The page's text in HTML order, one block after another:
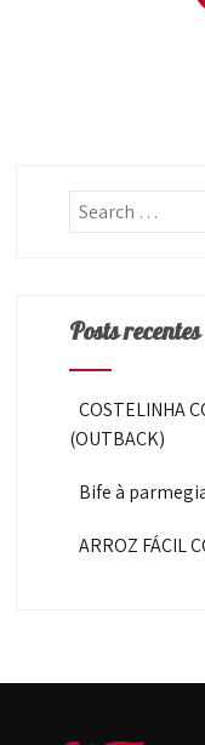
Posts recentes
COSTELINHA
(OUTBACK)
Bife à
ARROZ FÁCIL